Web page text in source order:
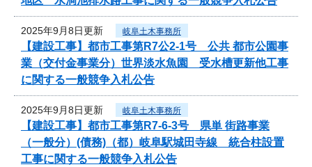
2025年9月8日更新 岐阜土木事務所
【建設工事】都市工事第R7公2-1号 公共 都市公園事
業（交付金事業分）世界淡水魚園 受水槽更新他工事
に関する一般競争入札公告
2025年9月8日更新 岐阜土木事務所
【建設工事】都市工事第R7-6-3号 県単 街路事業
（一般分）(債務)（都）岐阜駅城田寺線 統合柱設置
工事に関する一般競争入札公告